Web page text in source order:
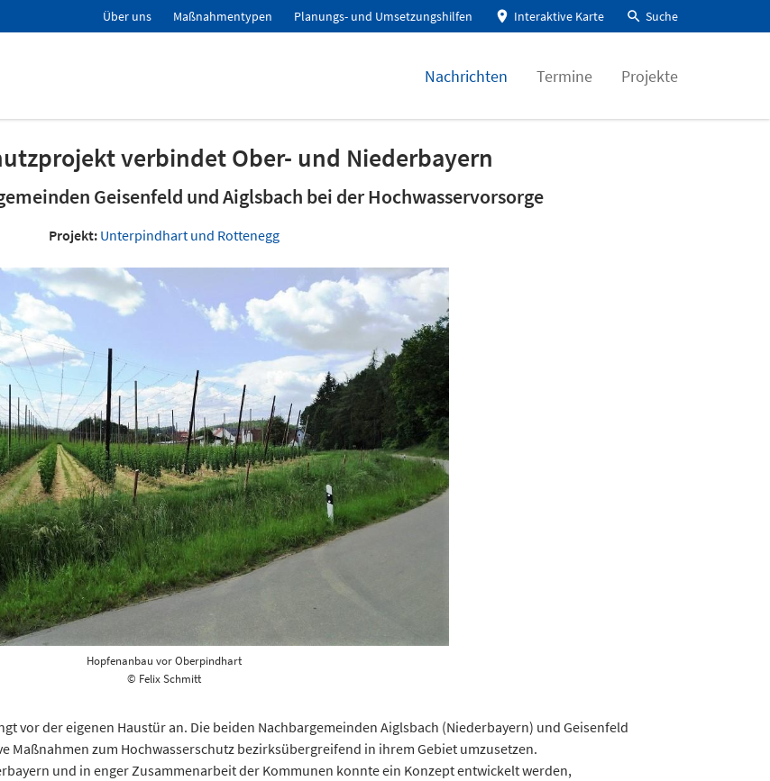
Über uns Maßnahmentypen Planungs- und Umsetzungshilfen Interaktive Karte Suche
Nachrichten Termine Projekte
verbindet Ober- und Niederbayern
Geisenfeld und Aiglsbach bei der Hochwasservorsorge
Projekt: Unterpindhart und Rottenegg
Hopfenanbau vor Oberpindhart
© Felix Schmitt
vor der eigenen Haustür an. Die beiden Nachbargemeinden Aiglsbach (Niederbayern) und Geisenfeld
Maßnahmen zum Hochwasserschutz bezirksübergreifend in ihrem Gebiet umzusetzen.
und in enger Zusammenarbeit der Kommunen konnte ein Konzept entwickelt werden,